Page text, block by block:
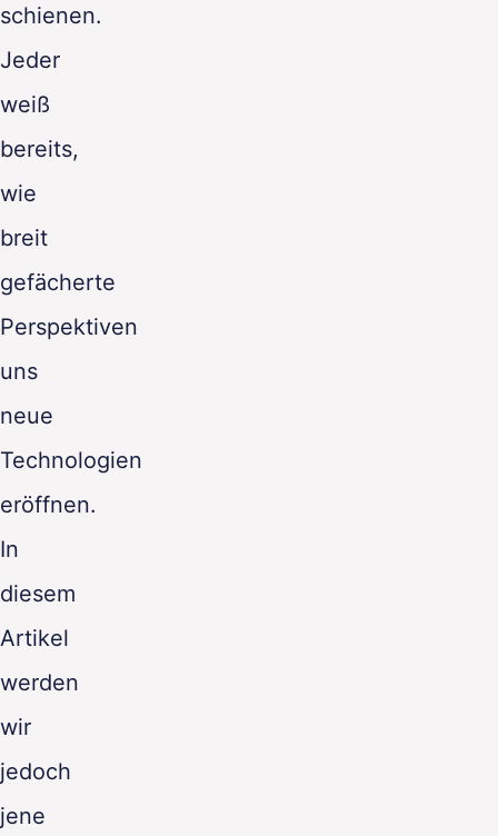
schienen.
Jeder
weiß
bereits,
wie
breit
gefächerte
Perspektiven
uns
neue
Technologien
eröffnen.
In
diesem
Artikel
werden
wir
jedoch
jene